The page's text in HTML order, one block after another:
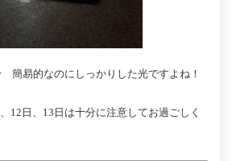
簡易的なのにしっかりした光ですよね！
12日、13日は十分に注意してお過ごしく